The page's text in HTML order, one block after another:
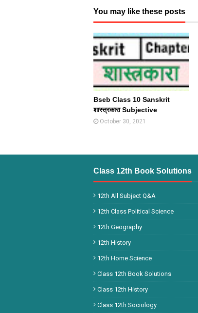
You may like these posts
Bseb Class 10 Sanskrit
शास्त्रकारा Subjective
October 30, 2021
Class 12th Book Solutions
12th All Subject Q&A
12th Class Political Science
12th Geography
12th History
12th Home Science
Class 12th Book Solutions
Class 12th History
Class 12th Sociology